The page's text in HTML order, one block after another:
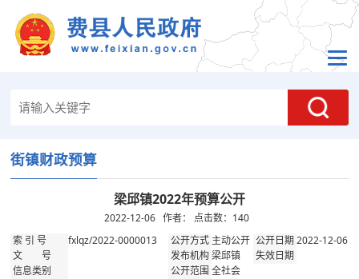
街镇财政预算
梁邱镇2022年预算公开
2022-12-06 作者： 点击数： 140
索 引 号 fxlqz/2022-0000013 公开方式 主动公开 公开日期2022-12-06
文 号 发布机构梁邱镇
失效日期
信息类别
公开范围全社会